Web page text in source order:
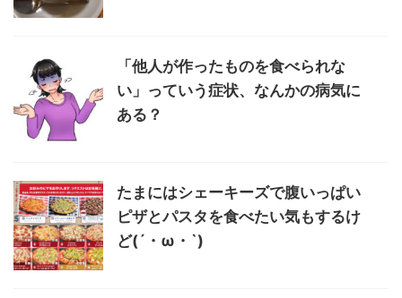
「他人が作ったものを食べられな
い」っていう症状、なんかの病気に
ある？
たまにはシェーキーズで腹いっぱい
ピザとパスタを食べたい気もするけ
ど(´・ω・`)